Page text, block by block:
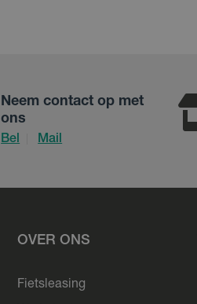
Neem contact op met
ons
Bel Mail
OVER ONS
Fietsleasing